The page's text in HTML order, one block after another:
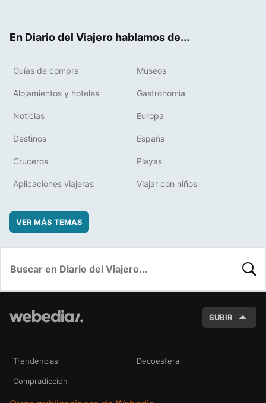
En Diario del Viajero hablamos de...
Guías de compra Museos
Alojamientos y hoteles Gastronomía
Noticias Europa
Destinos España
Cruceros Playas
Aplicaciones viajeras Viajar con niños
VER MÁS TEMAS
SUBIR
Trendencias Decoesfera
Compradiccion